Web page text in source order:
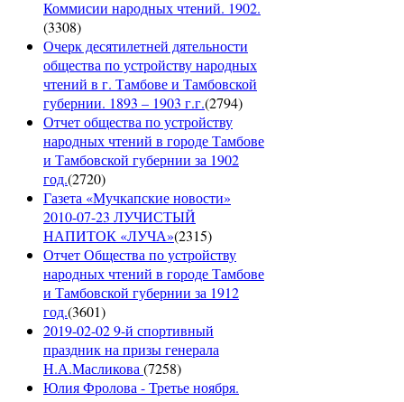
Коммисии народных чтений. 1902.
(3308)
Очерк десятилетней дятельности
общества по устройству народных
чтений в г. Тамбове и Тамбовской
губернии. 1893 – 1903 г.г.(2794)
Отчет общества по устройству
народных чтений в городе Тамбове
и Тамбовской губернии за 1902
год.(2720)
Газета «Мучкапские новости»
2010-07-23 ЛУЧИСТЫЙ
НАПИТОК «ЛУЧА»(2315)
Отчет Общества по устройству
народных чтений в городе Тамбове
и Тамбовской губернии за 1912
год.(3601)
2019-02-02 9-й спортивный
праздник на призы генерала
Н.А.Масликова(7258)
Юлия Фролова - Третье ноября.